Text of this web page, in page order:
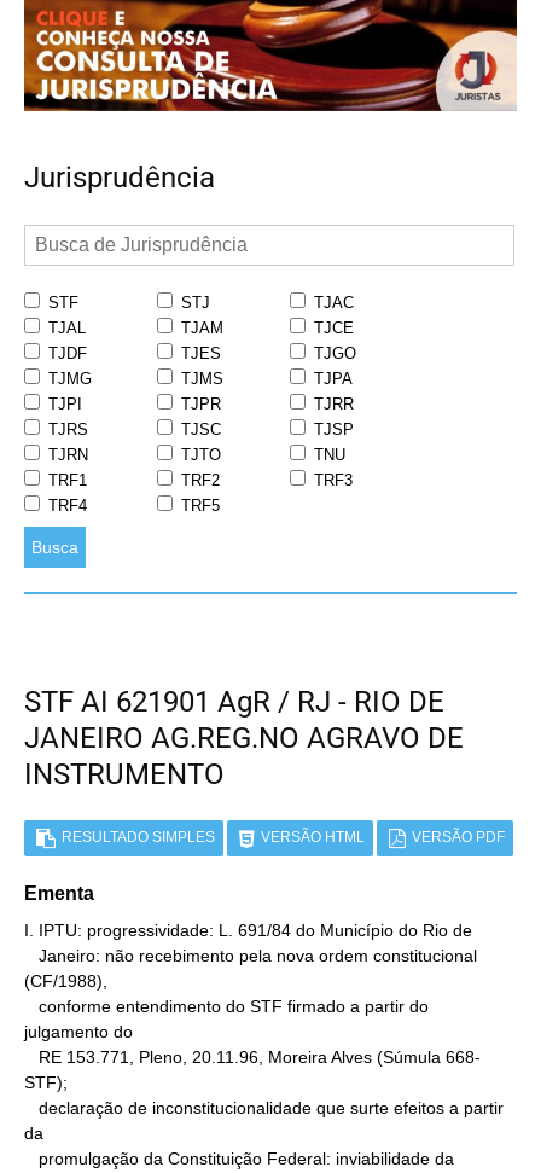
Jurisprudência
STF STJ
TJAC
TJAL
TJAM
TJCE
TJDF
TJES
TJGO
TJMG
TJMS
TJPA
TJPI
TJPR
TJRR
TJRS
TJSC
TJSP
TJRN
TJTO
TNU
TRF1
TRF2
TRF3
TRF4
TRF5
Busca
STF AI 621901 AgR / RJ - RIO DE
JANEIRO AG.REG.NO AGRAVO DE
INSTRUMENTO
RESULTADO SIMPLES VERSÃO HTML VERSÃO PDF
Ementa
I. IPTU: progressividade: L. 691/84 do Município do Rio de
(CF/1988),
julgamento do
STF);
da